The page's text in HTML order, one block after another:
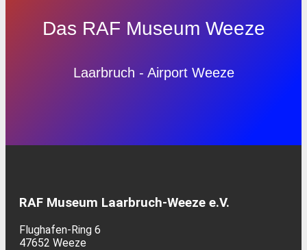
Das RAF Museum Weeze
Laarbruch - Airport Weeze
RAF Museum Laarbruch-Weeze e.V.
Flughafen-Ring 6
47652 Weeze